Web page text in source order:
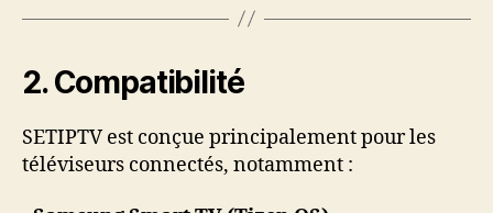
2. Compatibilité
SETIPTV est conçue principalement pour les
téléviseurs connectés, notamment :